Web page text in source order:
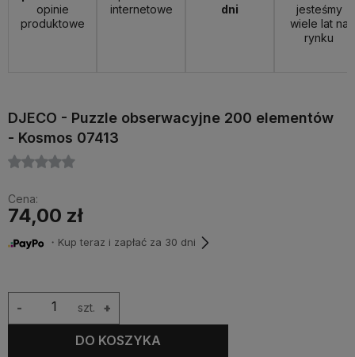
opinie
produktowe
internetowe
dni
jesteśmy
wiele lat na
rynku
DJECO - Puzzle obserwacyjne 200 elementów
- Kosmos 07413
Cena:
74,00 zł
・Kup teraz i zapłać za 30 dni
szt. +
-
DO KOSZYKA